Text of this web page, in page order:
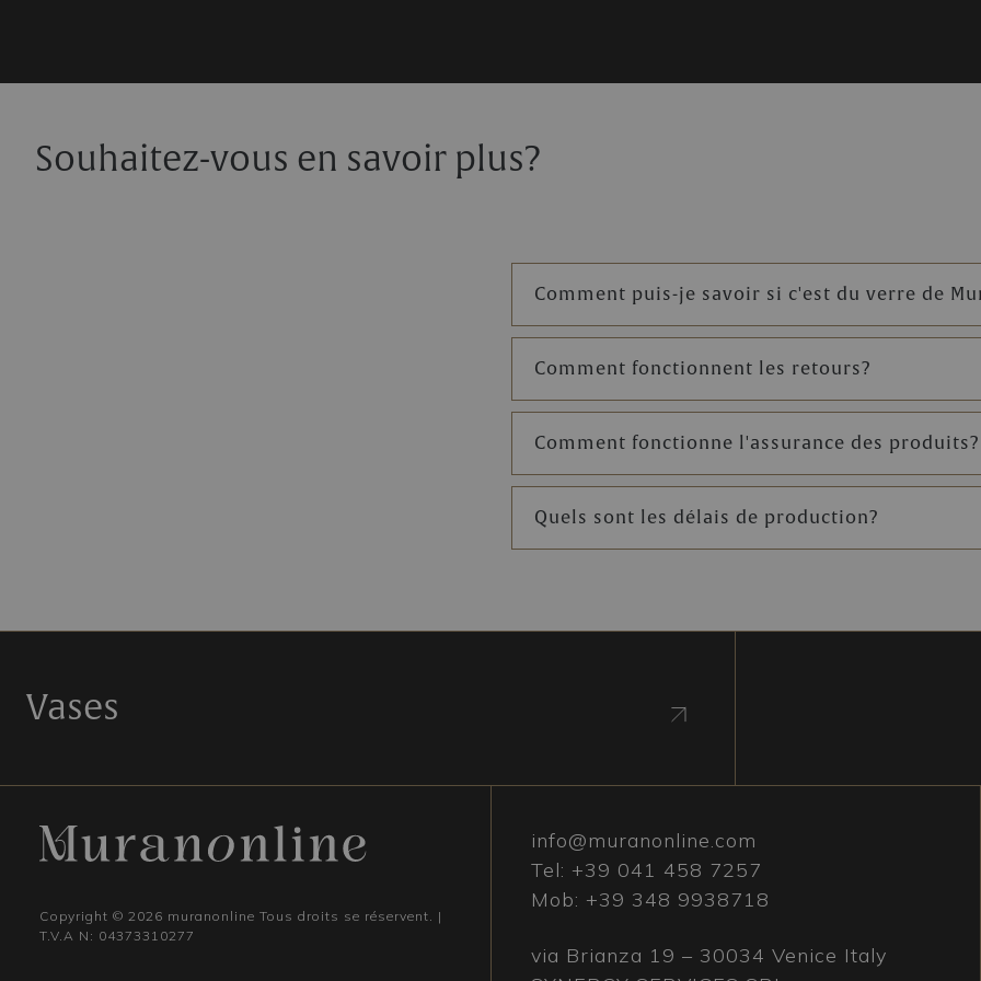
toujours couvert par une assurance transport.
Souhaitez-vous en savoir plus?
Comment puis-je savoir si c'est du verre de
Comment fonctionnent les retours?
Comment fonctionne l'assurance des produits?
Quels sont les délais de production?
Vases
Copyright © 2026 muranonline Tous droits se réservent. |
T.V.A N: 04373310277
info@muranonline.com
Tel: +39 041 458 7257
Mob: +39 348 9938718
via Brianza 19 – 30034 Venice Italy